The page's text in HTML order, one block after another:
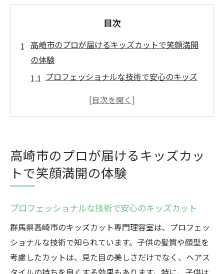
目次
高崎市のプロが届けるキッズカットで笑顔満開
の体験
プロフェッショナルな技術で安心のキッズ
子供の笑顔を引き出す高崎市の理容室
子供に優しいサービスがもたらす笑顔
高崎市で体験できるキッズカットの魅力
な時間を
高崎市で見つけるキッズカットの魅力ポイ
ント
理容室での楽しい時間を子供と共有
高崎市のプロが届けるキッズカッ
トで笑顔満開の体験
プロフェッショナルな技術で安心のキッズカット
群馬県高崎市のキッズカット専門理容室は、プロフェッ
ショナルな技術で知られています。子供の髪質や顔型を
考慮したカットは、見た目の美しさだけでなく、ヘアス